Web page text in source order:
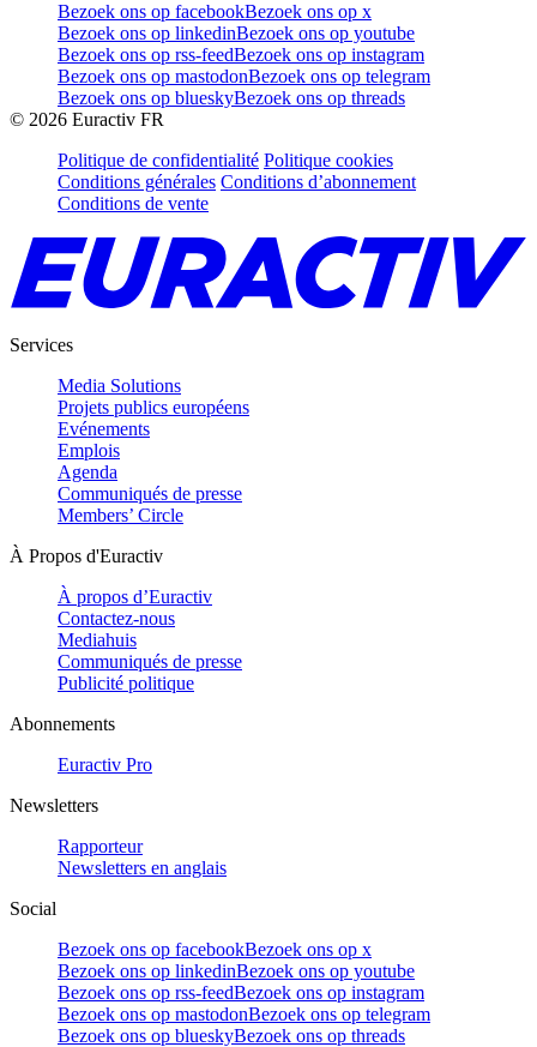
Bezoek ons op facebookBezoek ons op x
Bezoek ons op linkedinBezoek ons op youtube
Bezoek ons op rss-feedBezoek ons op instagram
Bezoek ons op mastodonBezoek ons op telegram
Bezoek ons op blueskyBezoek ons op threads
© 2026 Euractiv FR
Politique de confidentialité Politique cookies
Conditions générales Conditions d’abonnement
Conditions de vente
Services
Media Solutions
Projets publics européens
Evénements
Emplois
Agenda
Communiqués de presse
Members’ Circle
À Propos d'Euractiv
À propos d’Euractiv
Contactez-nous
Mediahuis
Communiqués de presse
Publicité politique
Abonnements
Euractiv Pro
Newsletters
Rapporteur
Newsletters en anglais
Social
Bezoek ons op facebookBezoek ons op x
Bezoek ons op linkedinBezoek ons op youtube
Bezoek ons op rss-feedBezoek ons op instagram
Bezoek ons op mastodonBezoek ons op telegram
Bezoek ons op blueskyBezoek ons op threads